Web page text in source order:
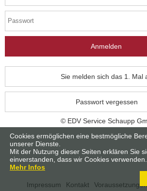
Impressum Kontakt Voraussetzungen
Sie melden sich das 1. Mal
Passwort vergessen
© EDV Service Schaupp
Cookies ermöglichen eine bestmögliche
unserer Dienste.
Mit der Nutzung dieser Seiten erklären Sie
einverstanden, dass wir Cookies verwenden.
Mehr Infos